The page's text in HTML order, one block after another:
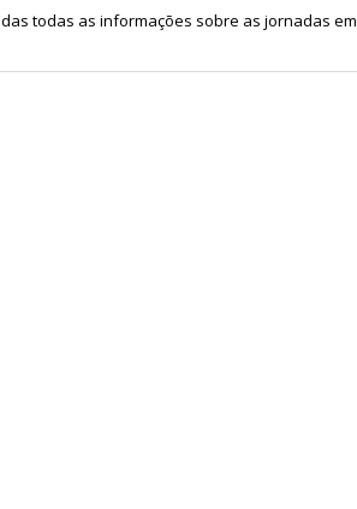
todas as informações sobre as jornadas em